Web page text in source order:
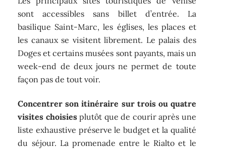
sont accessibles sans billet d’entrée. La
basilique Saint-Marc, les églises, les places et
les canaux se visitent librement. Le palais des
Doges et certains musées sont payants, mais un
week-end de deux jours ne permet de toute
façon pas de tout voir.
Concentrer son itinéraire sur trois ou quatre
visites choisiesplutôt que de courir après une
liste exhaustive préserve le budget et la qualité
du séjour. La promenade entre le Rialto et le